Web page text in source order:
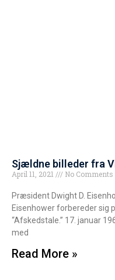
Sjældne billeder fra
April 11, 2021 No Comments
Præsident Dwight D.
Eisenhower forbereder sig
“Afskedstale.” 17. januar
med
Read More »